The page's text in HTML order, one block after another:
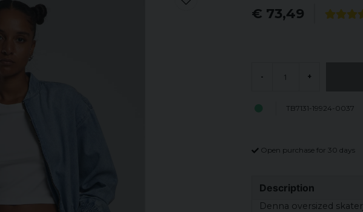
€ 73,49
- +
TB7131-19924-0037
Open purchase for 30 days
Description
Denna oversized